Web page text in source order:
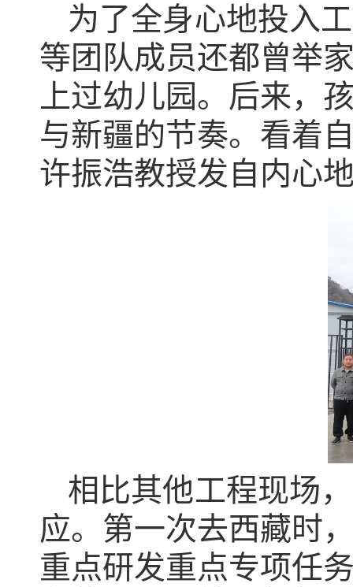
为了全身心地投入
等团队成员还都曾举
上过幼儿园。后来，
与新疆的节奏。看着
许振浩教授发自内心
相比其他工程现场
应。第一次去西藏时
重点研发重点专项任